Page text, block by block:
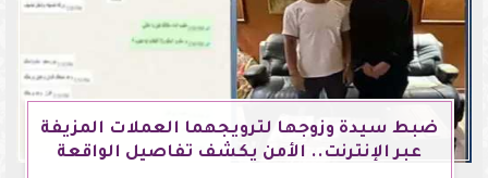
ضبط سيدة وزوجها لترويجهما العملات المزيفة
عبر الإنترنت.. الأمن يكشف تفاصيل الواقعة